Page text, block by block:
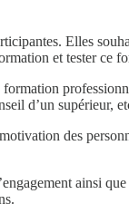
Elles
et tester ce
d’un supérieur,
des
ainsi